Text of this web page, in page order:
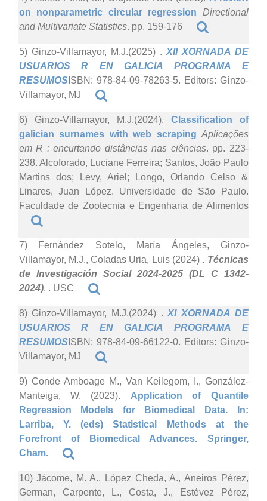
on nonparametric circular regression Directional
and Multivariate Statistics. pp. 159-176
5) Ginzo-Villamayor, M.J.(2025) . XII XORNADA DE
USUARIOS R EN GALICIA PROGRAMA E
RESUMOSISBN: 978-84-09-78263-5. Editors: Ginzo-
Villamayor, MJ
6) Ginzo-Villamayor, M.J.(2024). Classification of
galician surnames with web scraping Aplicações
em R : encurtando distâncias nas ciências. pp. 223-
238. Alcoforado, Luciane Ferreira; Santos, João Paulo
Martins dos; Levy, Ariel; Longo, Orlando Celso &
Linares, Juan López. Universidade de São Paulo.
Faculdade de Zootecnia e Engenharia de Alimentos
7) Fernández Sotelo, María Ángeles, Ginzo-
Villamayor, M.J., Coladas Uria, Luis (2024) . Técnicas
de Investigación Social 2024-2025 (DL C 1342-
2024). . USC
8) Ginzo-Villamayor, M.J.(2024) .XI XORNADA DE
USUARIOS R EN GALICIA PROGRAMA E
RESUMOSISBN: 978-84-09-66122-0. Editors: Ginzo-
Villamayor, MJ
9) Conde Amboage M., Van Keilegom, I., González-
Manteiga, W. (2023). Application of Quantile
Regression Models for Biomedical Data. In:
Larriba, Y. (eds) Statistical Methods at the
Forefront of Biomedical Advances. Springer,
Cham.
10) Jácome, M. A., López Cheda, A., Aneiros Pérez,
German, Carpente, L., Costa, J., Estévez Pérez,